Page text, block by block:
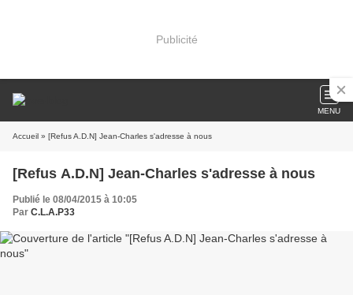
Publicité
MENU
Accueil » [Refus A.D.N] Jean-Charles s'adresse à nous
[Refus A.D.N] Jean-Charles s'adresse à nous
Publié le 08/04/2015 à 10:05
Par C.L.A.P33